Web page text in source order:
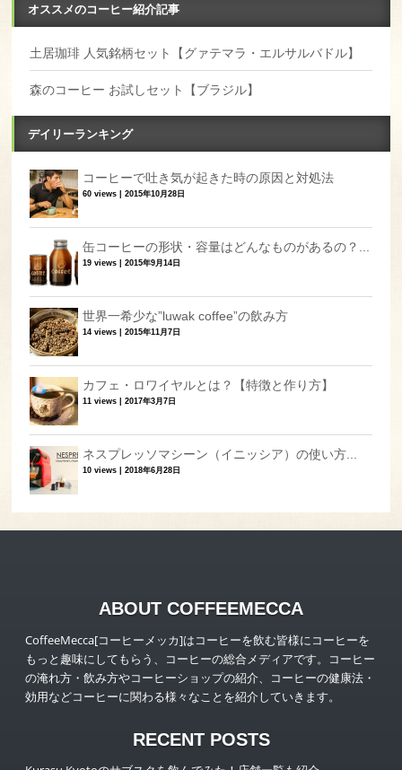
オススメのコーヒー紹介記事
土居珈琲 人気銘柄セット【グァテマラ・エルサルバドル】
森のコーヒー お試しセット【ブラジル】
デイリーランキング
コーヒーで吐き気が起きた時の原因と対処法
60 views |2015年10月28日
缶コーヒーの形状・容量はどんなものがあるの？...
19 views |2015年9月14日
世界一希少な”luwak coffee”の飲み方
14 views |2015年11月7日
カフェ・ロワイヤルとは？【特徴と作り方】
11 views |2017年3月7日
ネスプレッソマシーン（イニッシア）の使い方...
10 views |2018年6月28日
ABOUT COFFEEMECCA
CoffeeMecca[コーヒーメッカ]はコーヒーを飲む皆様にコーヒーを
もっと趣味にしてもらう、コーヒーの総合メディアです。コーヒー
の淹れ方・飲み方やコーヒーショップの紹介、コーヒーの健康法・
効用などコーヒーに関わる様々なことを紹介していきます。
RECENT POSTS